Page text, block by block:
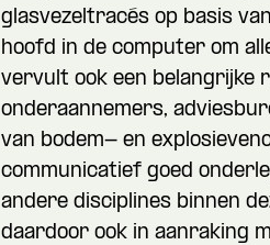
glasvezeltracés op basis
hoofd in de computer om
vervult ook een belangrijke
onderaannemers,
van bodem- en
communicatief goed
andere disciplines binnen
daardoor ook in aanraking